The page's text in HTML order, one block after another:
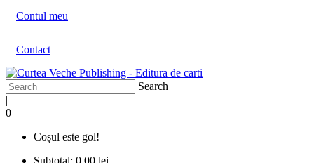
Contul meu
Contact
Search
|
0
Coșul este gol!